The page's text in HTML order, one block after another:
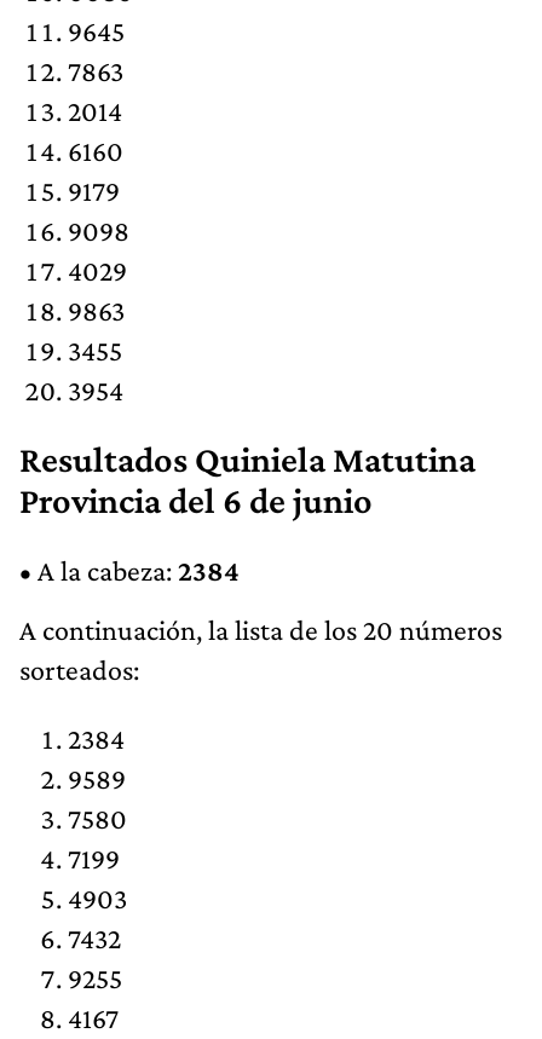
9645
7863
2014
6160
9179
9098
4029
9863
3455
3954
Resultados Quiniela Matutina
Provincia del 6 de junio
• A la cabeza:2384
A continuación, la lista de los 20 números
sorteados:
2384
9589
7580
7199
4903
7432
9255
4167